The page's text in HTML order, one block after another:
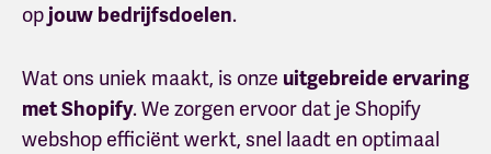
opjouw bedrijfsdoelen.
Wat ons uniek maakt, is onze uitgebreide ervaring
met Shopify. We zorgen ervoor dat je Shopify
webshop efficiënt werkt, snel laadt en optimaal